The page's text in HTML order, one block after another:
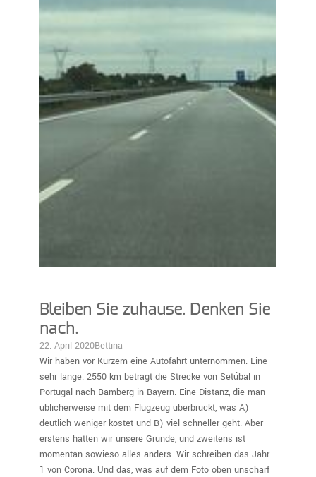
Bleiben Sie zuhause. Denken Sie
nach.
22. April 2020Bettina
Wir haben vor Kurzem eine Autofahrt unternommen. Eine
sehr lange. 2550 km beträgt die Strecke von Setúbal in
Portugal nach Bamberg in Bayern. Eine Distanz, die man
üblicherweise mit dem Flugzeug überbrückt, was A)
deutlich weniger kostet und B) viel schneller geht. Aber
erstens hatten wir unsere Gründe, und zweitens ist
momentan sowieso alles anders. Wir schreiben das Jahr
1 von Corona. Und das, was auf dem Foto oben unscharf